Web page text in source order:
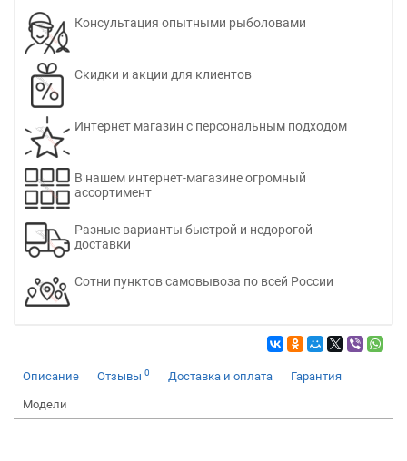
Консультация опытными рыболовами
Скидки и акции для клиентов
Интернет магазин с персональным подходом
В нашем интернет-магазине огромный
ассортимент
Разные варианты быстрой и недорогой
доставки
Сотни пунктов самовывоза по всей России
Описание Отзывы 0 Доставка и оплата Гарантия
Модели